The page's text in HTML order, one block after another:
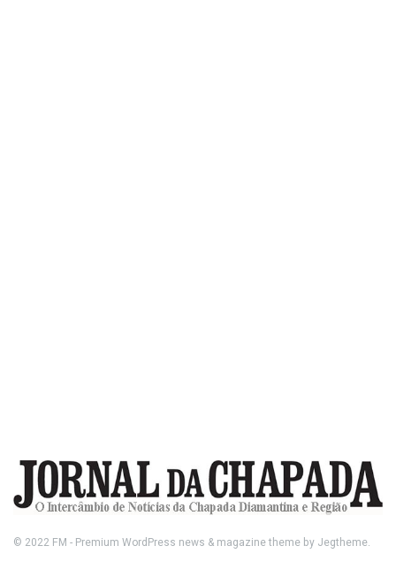
© 2022 FM - Premium WordPress news & magazine theme by Jegtheme.